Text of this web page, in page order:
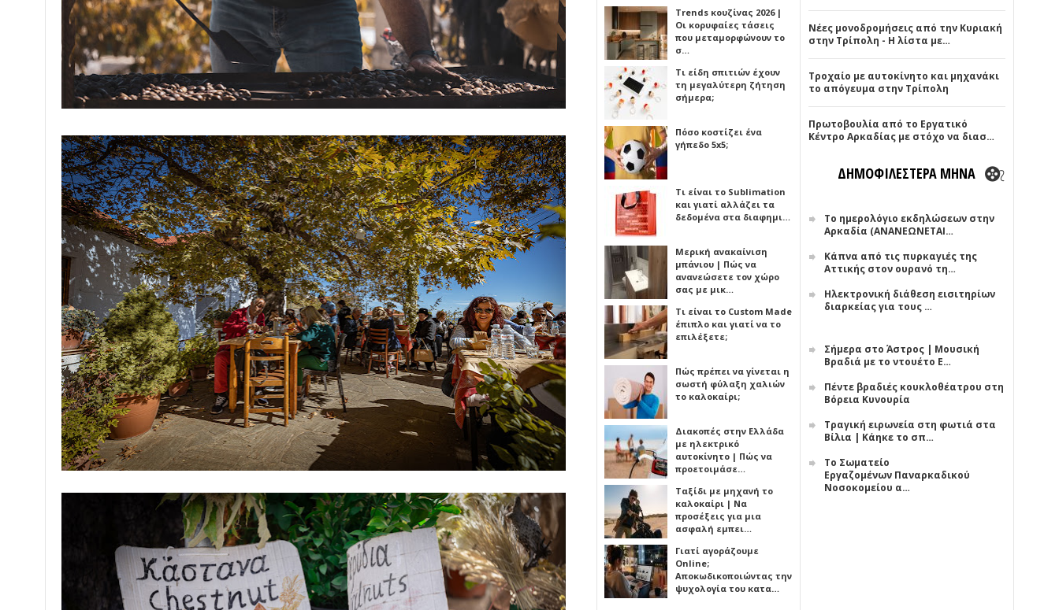
Trends κουζίνας 2026 |
Οι κορυφαίες τάσεις
που μεταμορφώνουν το
σ…
Τι είδη σπιτιών έχουν
τη μεγαλύτερη ζήτηση
σήμερα;
Πόσο κοστίζει ένα
γήπεδο 5x5;
Τι είναι το Sublimation
και γιατί αλλάζει τα
δεδομένα στα διαφημι…
Μερική ανακαίνιση
μπάνιου | Πώς να
ανανεώσετε τον χώρο
σας με μικ…
Τι είναι το Custom Made
έπιπλο και γιατί να το
επιλέξετε;
Πώς πρέπει να γίνεται η
σωστή φύλαξη χαλιών
το καλοκαίρι;
Διακοπές στην Ελλάδα
με ηλεκτρικό
αυτοκίνητο | Πώς να
προετοιμάσε…
Ταξίδι με μηχανή το
καλοκαίρι | Να
προσέξεις για μια
ασφαλή εμπει…
Γιατί αγοράζουμε
Online;
Αποκωδικοποιώντας την
ψυχολογία του κατα…
Νέες μονοδρομήσεις από την Κυριακή
στην Τρίπολη - Η λίστα με…
Τροχαίο με αυτοκίνητο και μηχανάκι
το απόγευμα στην Τρίπολη
Πρωτοβουλία από το Εργατικό
Κέντρο Αρκαδίας με στόχο να διασ…
ΔΗΜΟΦΙΛΕΣΤΕΡΑ ΜΗΝΑ
Το ημερολόγιο εκδηλώσεων στην
Αρκαδία (ΑΝΑΝΕΩΝΕΤΑΙ…
Κάπνα από τις πυρκαγιές της
Αττικής στον ουρανό τη…
Ηλεκτρονική διάθεση εισιτηρίων
διαρκείας για τους …
Σήμερα στο Άστρος | Μουσική
Βραδιά με το ντουέτο Ε…
Πέντε βραδιές κουκλοθέατρου στη
Βόρεια Κυνουρία
Τραγική ειρωνεία στη φωτιά στα
Βίλια | Κάηκε το σπ…
Το Σωματείο
Εργαζομένων Παναρκαδικού
Νοσοκομείου α…